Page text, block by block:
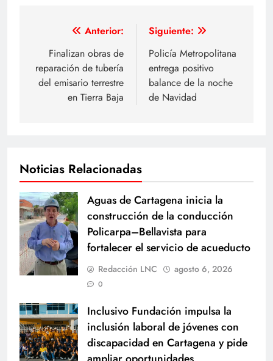
Navegación
entradas
Anterior:
Finalizan obras de
reparación de tubería
del emisario terrestre
en Tierra Baja
Siguiente:
Policía Metropolitana
entrega positivo
balance de la noche
de Navidad
Noticias Relacionadas
Aguas de Cartagena inicia la
construcción de la conducción
Policarpa–Bellavista para
fortalecer el servicio de acueducto
Redacción LNC agosto 6, 2026
0
Inclusivo Fundación impulsa la
inclusión laboral de jóvenes con
discapacidad en Cartagena y pide